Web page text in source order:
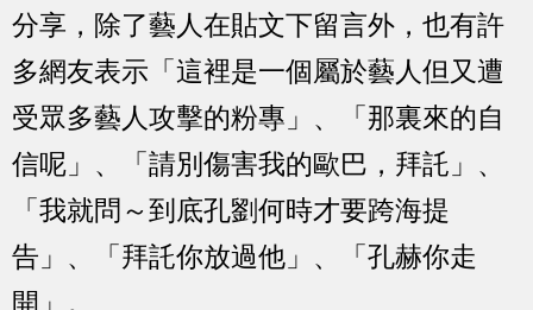
分享，除了藝人在貼文下留言外，也有許
多網友表示「這裡是一個屬於藝人但又遭
受眾多藝人攻擊的粉專」、「那裏來的自
信呢」、「請別傷害我的歐巴，拜託」、
「我就問～到底孔劉何時才要跨海提
告」、「拜託你放過他」、「孔赫你走
開」。